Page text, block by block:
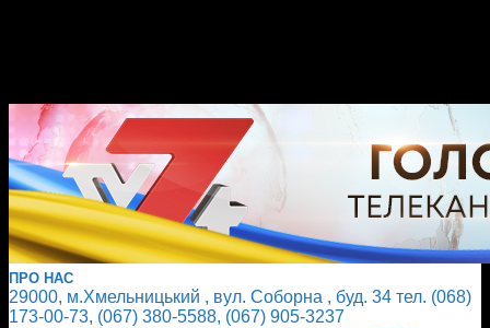
ПРО НАС
29000, м.Хмельницький , вул. Соборна , буд. 34 тел. (068)
173-00-73, (067) 380-5588, (067) 905-3237